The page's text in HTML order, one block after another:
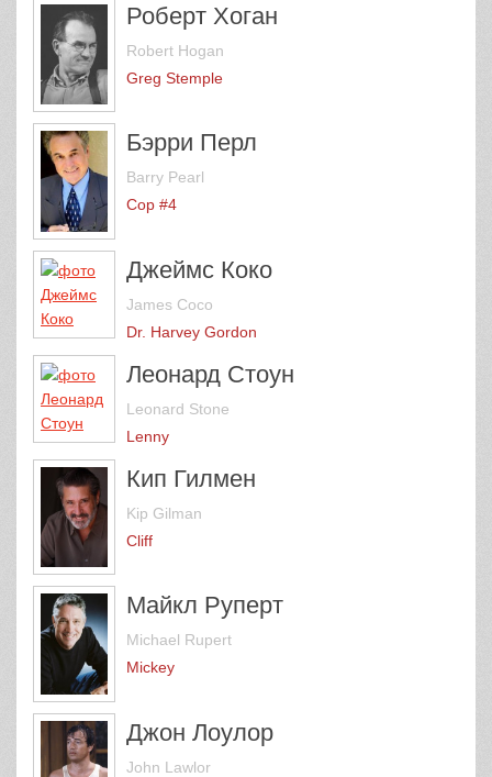
Роберт Хоган
Robert Hogan
Greg Stemple
Бэрри Перл
Barry Pearl
Cop #4
Джеймс Коко
James Coco
Dr. Harvey Gordon
Леонард Стоун
Leonard Stone
Lenny
Кип Гилмен
Kip Gilman
Cliff
Майкл Руперт
Michael Rupert
Mickey
Джон Лоулор
John Lawlor